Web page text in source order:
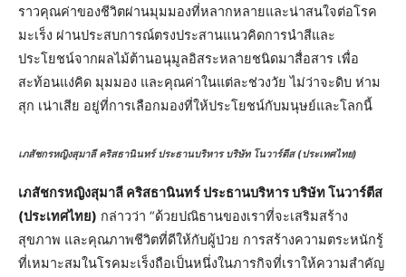
ราวคุณค่าของชีวิตผ่านมุมมองที่หลากหลายและน่าสนใจต่อโรค
มะเร็ง ผ่านประสบการณ์ตรงประสานแนวคิดการนำสีและ
ประโยชน์จากผลไม้ต้านอนุมูลอิสระหลายชนิดมาสื่อสาร เพื่อ
สะท้อนแง่คิด มุมมอง และคุณค่าในแต่ละช่วงวัย ไม่ว่าจะดิบ ห่าม
สุก เน่าเสีย อยู่ที่การเลือกมองที่ให้ประโยชน์กับมนุษย์และโลกนี้
เภสัชกรหญิงสุมาลี คริสธานินทร์ ประธานบริหาร บริษัท โนวาร์ตีส (ประเทศไทย)
เภสัชกรหญิงสุมาลี คริสธานินทร์ ประธานบริหาร บริษัท โนวาร์ตีส
(ประเทศไทย) กล่าวว่า “ด้วยปณิธานของเราที่จะเสริมสร้าง
สุขภาพ และคุณภาพชีวิตที่ดีให้กับผู้ป่วย การสร้างความตระหนักรู้
ที่เหมาะสมในโรคมะเร็งถือเป็นหนึ่งในภารกิจที่เราให้ความสำคัญ